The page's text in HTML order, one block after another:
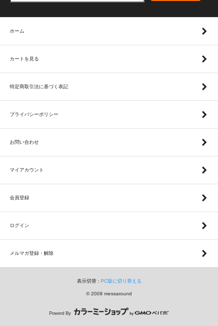
ホーム
カートを見る
特定商取引法に基づく表記
プライバシーポリシー
お問い合わせ
マイアカウント
会員登録
ログイン
メルマガ登録・解除
表示切替 : PC版に切り替える
© 2009 messaround
Powerd By